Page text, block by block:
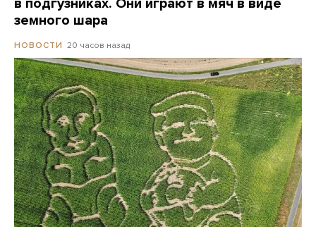
в подгузниках. Они играют в мяч в виде
земного шара
НОВОСТИ 20 часов назад